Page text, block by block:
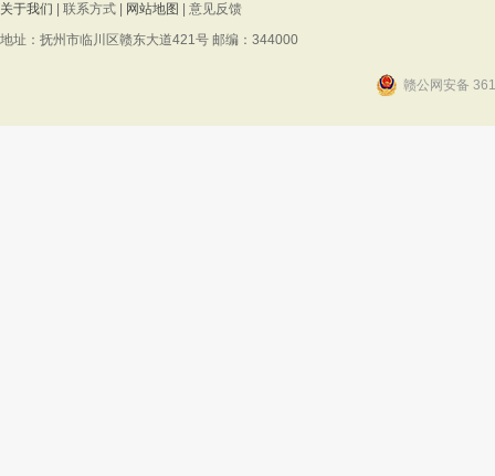
关于我们 | 联系方式 | 网站地图
| 意见反馈
地址：抚州市临川区赣东大道421号 邮编：344000
赣公网安备